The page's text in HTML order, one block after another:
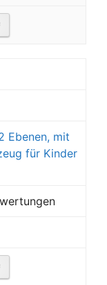
Ebenen, mit
für Kinder